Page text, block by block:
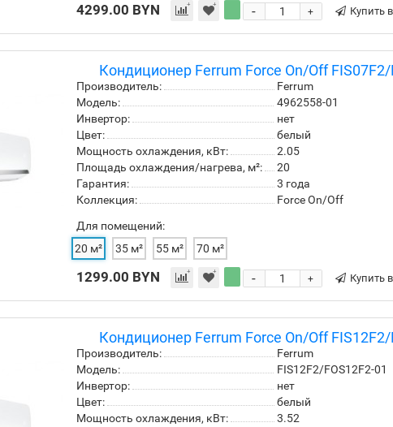
4299.00 BYN +
- Купить
Кондиционер Ferrum Force On/Off FIS07F2/
Производитель:
Ferrum
Модель:
4962558-01
Инвертор:
нет
Цвет:
белый
Мощность охлаждения, кВт:
2.05
Площадь охлаждения/нагрева, м²:
20
Гарантия:
3 года
Коллекция:
Force On/Off
Для помещений:
20 м²
35 м² 55 м² 70 м²
1299.00 BYN +
- Купить
Кондиционер Ferrum Force On/Off FIS12F2/
Производитель:
Ferrum
Модель:
FIS12F2/FOS12F2-01
Инвертор:
нет
Цвет:
белый
Мощность охлаждения, кВт:
3.52